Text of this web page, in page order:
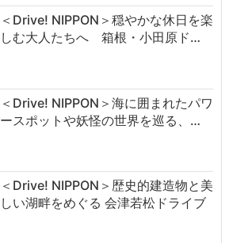
＜Drive! NIPPON＞穏やかな休日を楽
しむ大人たちへ 箱根・小田原ド…
＜Drive! NIPPON＞海に囲まれたパワ
ースポットや妖怪の世界を巡る、…
＜Drive! NIPPON＞歴史的建造物と美
しい湖畔をめぐる 会津若松ドライブ